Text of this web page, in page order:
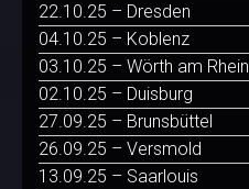
22.10.25 – Dresden
04.10.25 – Koblenz
03.10.25 – Wörth am Rhein
02.10.25 – Duisburg
27.09.25 – Brunsbüttel
26.09.25 – Versmold
13.09.25 – Saarlouis